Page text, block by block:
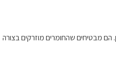
הם מבטיחים שהחומרים מוזרקים בצורה